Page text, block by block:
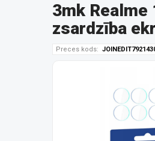
3mk
zsardzība
Preces kods: